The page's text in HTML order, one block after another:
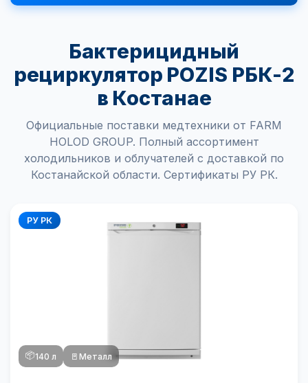
Бактерицидный
рециркулятор POZIS РБК-2
в Костанае
Официальные поставки медтехники от FARM
HOLOD GROUP. Полный ассортимент
холодильников и облучателей с доставкой по
Костанайской области. Сертификаты РУ РК.
РУ РК
📦140 л 🚪 Металл